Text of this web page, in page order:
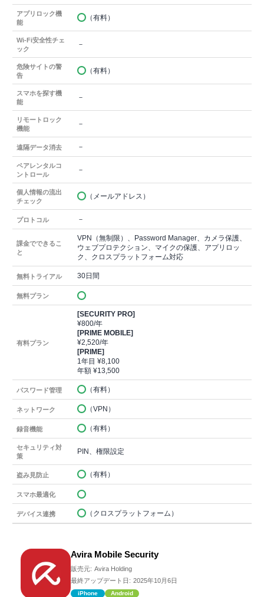
アプリロック機
能
（有料）
Wi-Fi安全性チェ
ック
－
危険サイトの警
告
（有料）
スマホを探す機
能
－
リモートロック
機能
－
遠隔データ消去 －
ペアレンタルコ
ントロール
－
個人情報の流出
チェック
（メールアドレス）
プロトコル －
課金でできるこ
と
VPN（無制限）、Password Manager、カメラ保護、
ウェブプロテクション、マイクの保護、アプリロッ
ク、クロスプラットフォーム対応
無料トライアル 30日間
無料プラン
有料プラン
[SECURITY PRO]
¥800/年
[PRIME MOBILE]
¥2,520/年
[PRIME]
1年目 ¥8,100
年額 ¥13,500
パスワード管理 （有料）
ネットワーク （VPN）
録音機能 （有料）
セキュリティ対
策
PIN、権限設定
盗み見防止 （有料）
スマホ最適化
デバイス連携 （クロスプラットフォーム）
Avira Mobile Security
販売元: Avira Holding
最終アップデート日: 2025年10月6日
iPhone Android